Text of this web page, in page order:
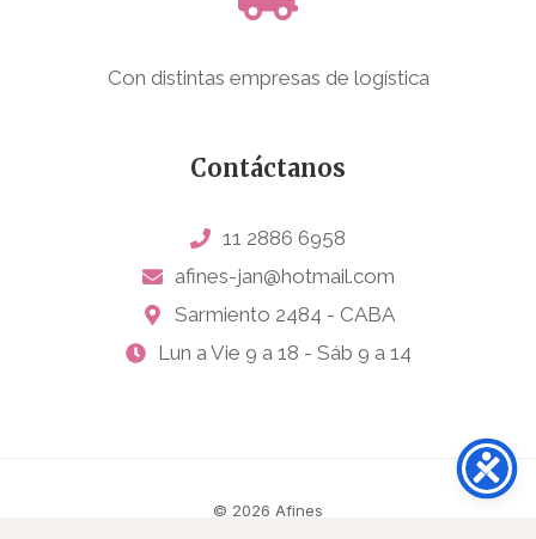
Con distintas empresas de logística
Contáctanos
11 2886 6958
afines-jan@hotmail.com
Sarmiento 2484 - CABA
Lun a Vie 9 a 18 - Sáb 9 a 14
© 2026 Afines